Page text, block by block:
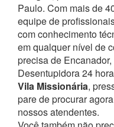
Paulo. Com mais de
equipe de
com conhecimento
em qualquer nível de
precisa de
Desentupidora 24
Vila Missionária,
pare de procurar
nossos atendentes.